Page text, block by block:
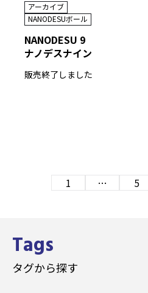
アーカイブ
NANODESUボール
NANODESU 9
ナノデスナイン
販売終了しました
1 … 5
Tags
タグから探す